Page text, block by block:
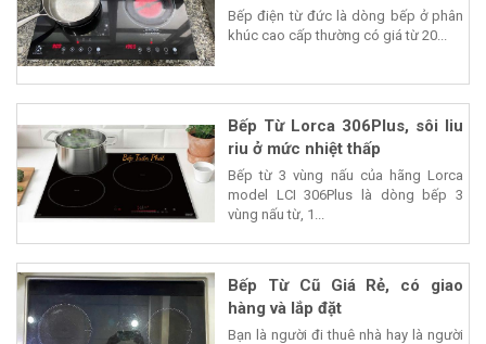
Bếp điện từ đức là dòng bếp ở phân
khúc cao cấp thường có giá từ 20...
Bếp Từ Lorca 306Plus, sôi liu
riu ở mức nhiệt thấp
Bếp từ 3 vùng nấu của hãng Lorca
model LCI 306Plus là dòng bếp 3
vùng nấu từ, 1...
Bếp Từ Cũ Giá Rẻ, có giao
hàng và lắp đặt
Bạn là người đi thuê nhà hay là người